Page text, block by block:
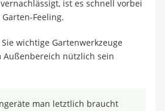
ist es schnell vorbei
Feeling.
wichtige Gartenwerkzeuge
Außenbereich nützlich sein
man letztlich braucht